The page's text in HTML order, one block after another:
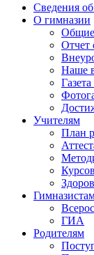
Сведения
О гимназии
Общие
Отчет
Наше
Учителям
План
ГИА
Родителям